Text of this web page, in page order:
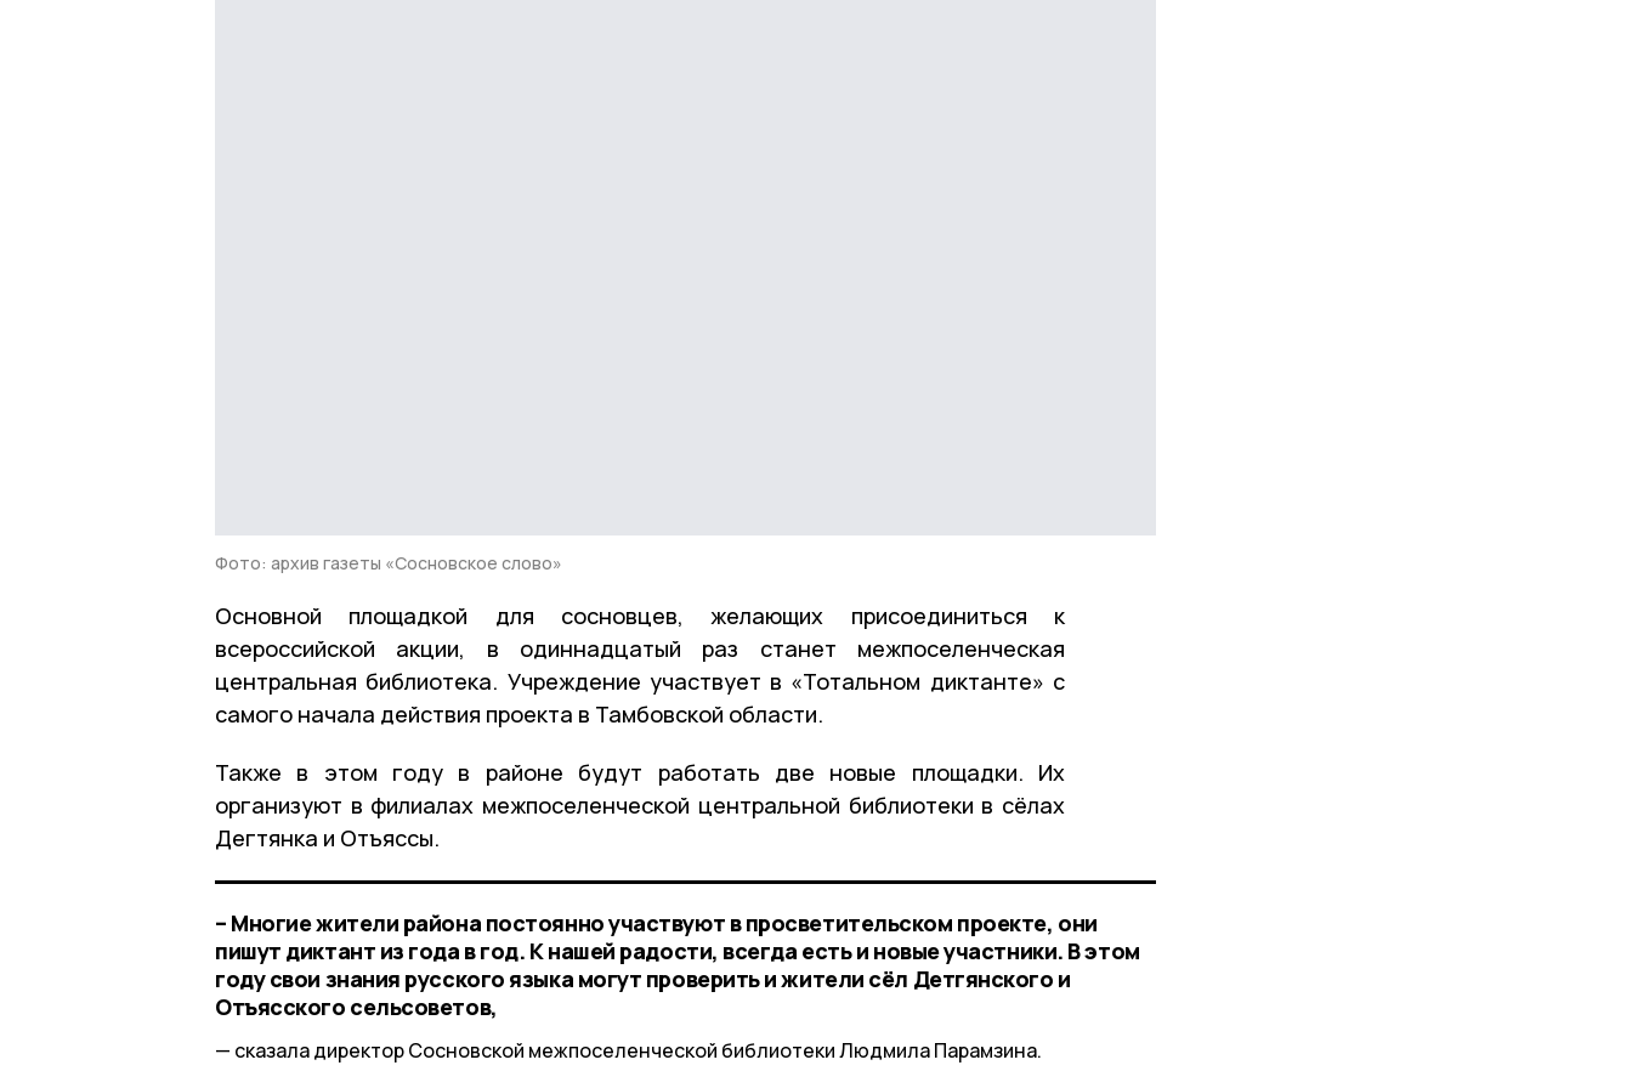
Фото: архив газеты «Сосновское слово»
Основной площадкой для сосновцев, желающих присоединиться к
всероссийской акции, в одиннадцатый раз станет межпоселенческая
центральная библиотека. Учреждение участвует в «Тотальном диктанте» с
самого начала действия проекта в Тамбовской области.
Также в этом году в районе будут работать две новые площадки. Их
организуют в филиалах межпоселенческой центральной библиотеки в сёлах
Дегтянка и Отъяссы.
– Многие жители района постоянно участвуют в просветительском проекте, они
пишут диктант из года в год. К нашей радости, всегда есть и новые участники. В этом
году свои знания русского языка могут проверить и жители сёл Детгянского и
Отъясского сельсоветов,
сказала директор Сосновской межпоселенческой библиотеки Людмила Парамзина.